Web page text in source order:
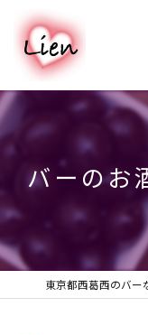
バーのお